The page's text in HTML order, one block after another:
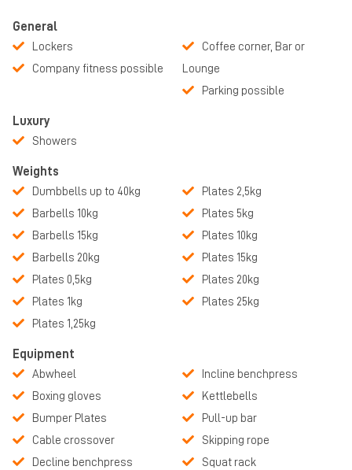
investeren in meer apparaten en de uitstraling van het bedrijf.
We zullen ons rauwe randje altijd behouden en zijn nooit vies van
te heten, om te werken aan de beste versie van zichzelf.
General
Lockers
Company fitness possible
Coffee corner, Bar or
Lounge
Parking possible
Luxury
Showers
Weights
Dumbbells up to 40kg
Barbells 10kg
Barbells 15kg
Barbells 20kg
Plates 0,5kg
Plates 1kg
Plates 1,25kg
Plates 2,5kg
Plates 5kg
Plates 10kg
Plates 15kg
Plates 20kg
Plates 25kg
Equipment
Abwheel
Boxing gloves
Bumper Plates
Cable crossover
Decline benchpress
Incline benchpress
Kettlebells
Pull-up bar
Skipping rope
Squat rack